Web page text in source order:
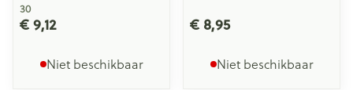
30
€ 9,12
Niet beschikbaar
€ 8,95
Niet beschikbaar